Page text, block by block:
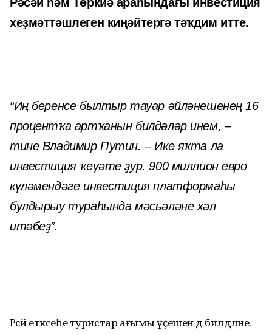
хеҙмәттәшлеген киңәйтергә тәҡдим итте.
“Иң беренсе былтыр тауар әйләнешенең 16
процентҡа артҡанын билдәләр инем, –
тине Владимир Путин. – Ике яҡта ла
инвестиция ҡеүәте ҙур. 900 миллион евро
күләмендәге инвестиция платформаһы
булдырыу тураһында мәсьәләне хәл
итәбеҙ”.
Рәсәй етәксеһе туристар ағымы үҫешен дә билдәләне.